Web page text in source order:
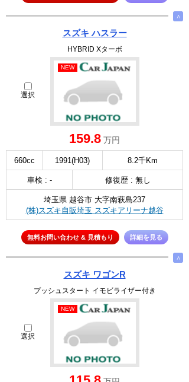
∧
スズキ ハスラー
HYBRID Xターボ
選択
NEW
159.8 万円
660cc 1991(H03) 8.2千Km
車検 : - 修復歴 : 無し
埼玉県 越谷市 大字南萩島237
(株)スズキ自販埼玉 スズキアリーナ越谷
無料お問い合わせ & 見積もり 詳細を見る
∧
スズキ ワゴンR
プッシュスタート イモビライザー付き
選択
NEW